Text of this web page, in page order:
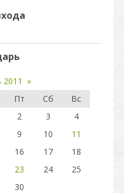
»
Пт Сб
Вс
2 3
4
9 10
11
16 17
18
23 24
25
30